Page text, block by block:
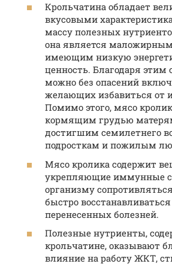
Крольчатина обладает
вкусовыми
массу полезных
она является
имеющим низкую
ценность. Благодаря этим
можно без опасений
желающих избавиться от
Помимо этого, мясо
кормящим грудью
достигшим семилетнего
подросткам и пожилым
Мясо кролика содержит
укрепляющие иммунные
организму
быстро
перенесенных болезней.
Полезные нутриенты,
крольчатине, оказывают
влияние на работу ЖКТ,